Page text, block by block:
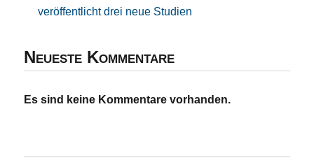
veröffentlicht drei neue Studien
Neueste Kommentare
Es sind keine Kommentare vorhanden.